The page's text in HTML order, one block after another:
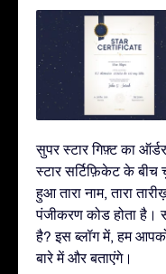
सुपर स्टार गिफ़्ट का
स्टार सर्टिफ़िकेट के
हुआ तारा नाम, तारा
पंजीकरण कोड होता है।
है? इस ब्लॉग में, हम
बारे में और बताएंगे।